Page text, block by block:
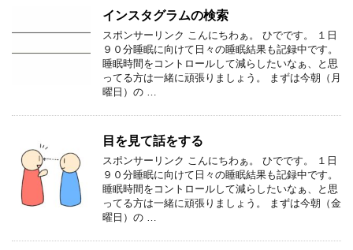
インスタグラムの検索
スポンサーリンク こんにちわぁ。 ひでです。 １日
９０分睡眠に向けて日々の睡眠結果も記録中です。
睡眠時間をコントロールして減らしたいなぁ、と思
ってる方は一緒に頑張りましょう。 まずは今朝（月
曜日）の …
目を見て話をする
スポンサーリンク こんにちわぁ。 ひでです。 １日
９０分睡眠に向けて日々の睡眠結果も記録中です。
睡眠時間をコントロールして減らしたいなぁ、と思
ってる方は一緒に頑張りましょう。 まずは今朝（金
曜日）の …